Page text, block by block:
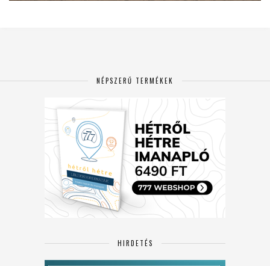
NÉPSZERŰ TERMÉKEK
HIRDETÉS